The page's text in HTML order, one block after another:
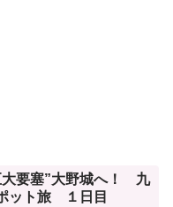
大要塞”大野城へ！ 九
ット旅 １日目